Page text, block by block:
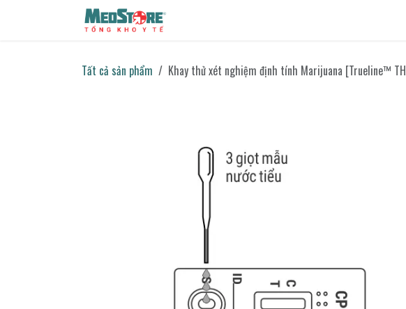
Bỏ qua để đến Nội dung
Tất cả sản phẩm Khay thử xét nghiệm định tính Marijuana [Trueline™